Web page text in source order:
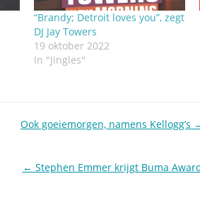
“Brandy; Detroit loves you”, zegt
DJ Jay Towers
19 oktober 2022
In "Jingles"
Ook goeiemorgen, namens Kellogg’s
← Stephen Emmer krijgt Buma